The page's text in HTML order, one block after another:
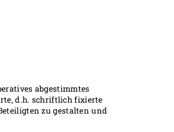
abgestimmtes
d.h. schriftlich fixierte
zu gestalten und